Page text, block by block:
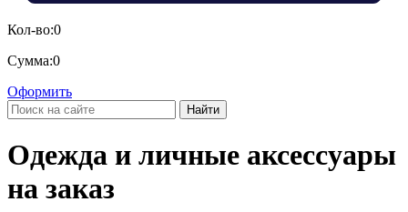
Кол-во:0
Сумма:0
Оформить
Найти
Одежда и личные аксессуары
на заказ